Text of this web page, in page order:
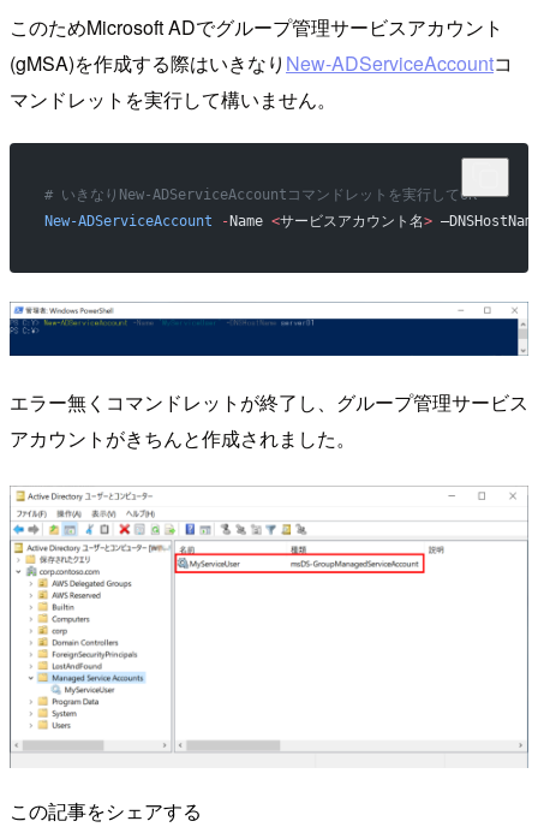
このためMicrosoft ADでグループ管理サービスアカウント
(gMSA)を作成する際はいきなり New-ADServiceAccountコ
マンドレットを実行して構いません。
# いきなりNew-ADServiceAccountコマンドレットを実行してOK
New-ADServiceAccount -Name <サービスアカウント名>
エラー無くコマンドレットが終了し、グループ管理サービス
アカウントがきちんと作成されました。
この記事をシェアする